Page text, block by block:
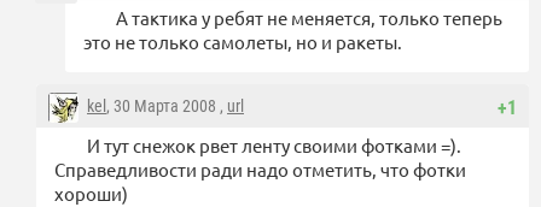
А тактика у ребят не меняется, только теперь
это не только самолеты, но и ракеты.
+1
kel , 30 Марта 2008 , url
И тут снежок рвет ленту своими фотками =).
Справедливости ради надо отметить, что фотки
хороши)